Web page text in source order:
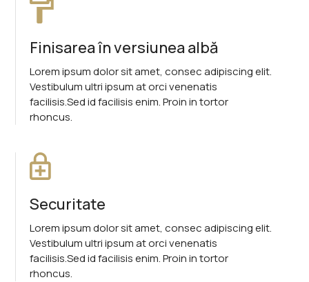
Finisarea în versiunea albă
Lorem ipsum dolor sit amet, consec adipiscing elit.
Vestibulum ultri ipsum at orci venenatis
facilisis.Sed id facilisis enim. Proin in tortor
rhoncus.
Securitate
Lorem ipsum dolor sit amet, consec adipiscing elit.
Vestibulum ultri ipsum at orci venenatis
facilisis.Sed id facilisis enim. Proin in tortor
rhoncus.